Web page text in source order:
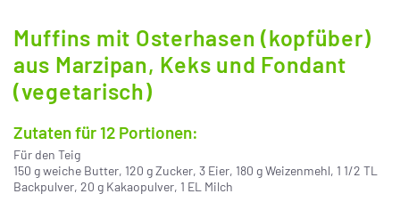
Muffins mit Osterhasen (kopfüber)
aus Marzipan, Keks und Fondant
(vegetarisch)
Zutaten für 12 Portionen:
Für den Teig
150 g weiche Butter, 120 g Zucker, 3 Eier, 180 g Weizenmehl, 1 1/2 TL
Backpulver, 20 g Kakaopulver, 1 EL Milch